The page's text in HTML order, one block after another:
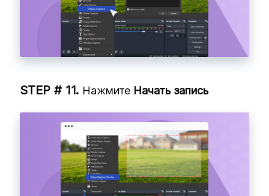
Нажмите Начать запись